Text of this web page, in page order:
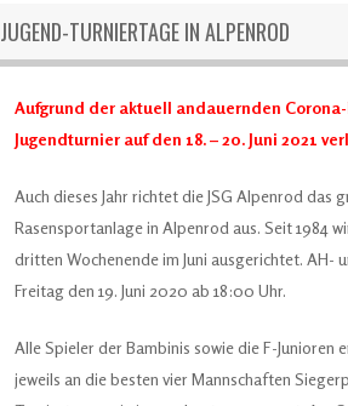
JUGEND-TURNIERTAGE IN ALPENROD
Aufgrund der aktuell andauernden
Jugendturnier auf den 18. – 20. Juni 2021
Auch dieses Jahr richtet die JSG Alpenrod das
Rasensportanlage in Alpenrod aus. Seit 1984
dritten Wochenende im Juni ausgerichtet.
Freitag den 19. Juni 2020 ab 18:00 Uhr.
Alle Spieler der Bambinis sowie die F-Junioren
jeweils an die besten vier Mannschaften